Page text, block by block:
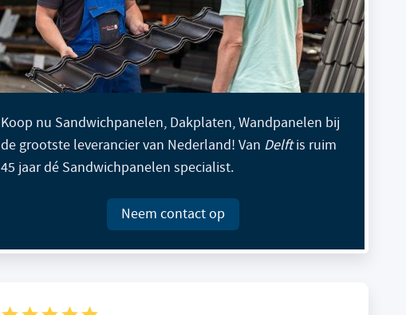
Koop nu Sandwichpanelen, Dakplaten, Wandpanelen bij
de grootste leverancier van Nederland! Van Delftis ruim
45 jaar dé Sandwichpanelen specialist.
Neem contact op